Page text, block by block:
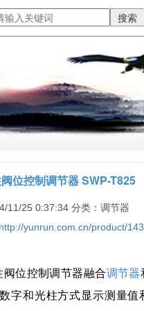
位控制调节器 SWP-T825
11/25 0:37:34 分类：调节器
http://yunrun.com.cn/product/
阀位控制调节器融合调节器
字和光柱方式显示测量值